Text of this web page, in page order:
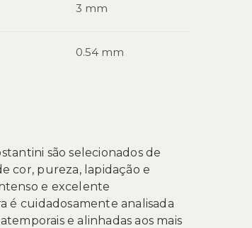
3 mm
0.54 mm
são selecionados de
cor, pureza, lapidação e
e excelente
é cuidadosamente analisada
e alinhadas aos mais